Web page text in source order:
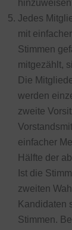
Jedes
mit
Stimmen
mitgezählt,
Die
werden
zweite
einfacher
Hälfte der
Ist die
zweiten
Kandidaten
Stimmen.